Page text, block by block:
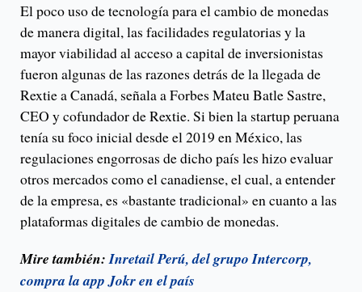
El poco uso de tecnología para el cambio de monedas
de manera digital, las facilidades regulatorias y la
mayor viabilidad al acceso a capital de inversionistas
fueron algunas de las razones detrás de la llegada de
Rextie a Canadá, señala a Forbes Mateu Batle Sastre,
CEO y cofundador de Rextie. Si bien la startup peruana
tenía su foco inicial desde el 2019 en México, las
regulaciones engorrosas de dicho país les hizo evaluar
otros mercados como el canadiense, el cual, a entender
de la empresa, es «bastante tradicional» en cuanto a las
plataformas digitales de cambio de monedas.
Mire también:Inretail Perú, del grupo Intercorp,
compra la app Jokr en el país